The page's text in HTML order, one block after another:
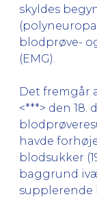
skyldes
blodprøve-
(EMG).
Det fremgår
<***> den 18.
havde
blodsukker
baggrund
supplerende